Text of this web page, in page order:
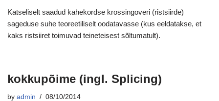
Katseliselt saadud kahekordse krossingoveri (ristsiirde)
sageduse suhe teoreetiliselt oodatavasse (kus eeldatakse, et
kaks ristsiiret toimuvad teineteisest sõltumatult).
kokkupõime (ingl. Splicing)
by admin 08/10/2014